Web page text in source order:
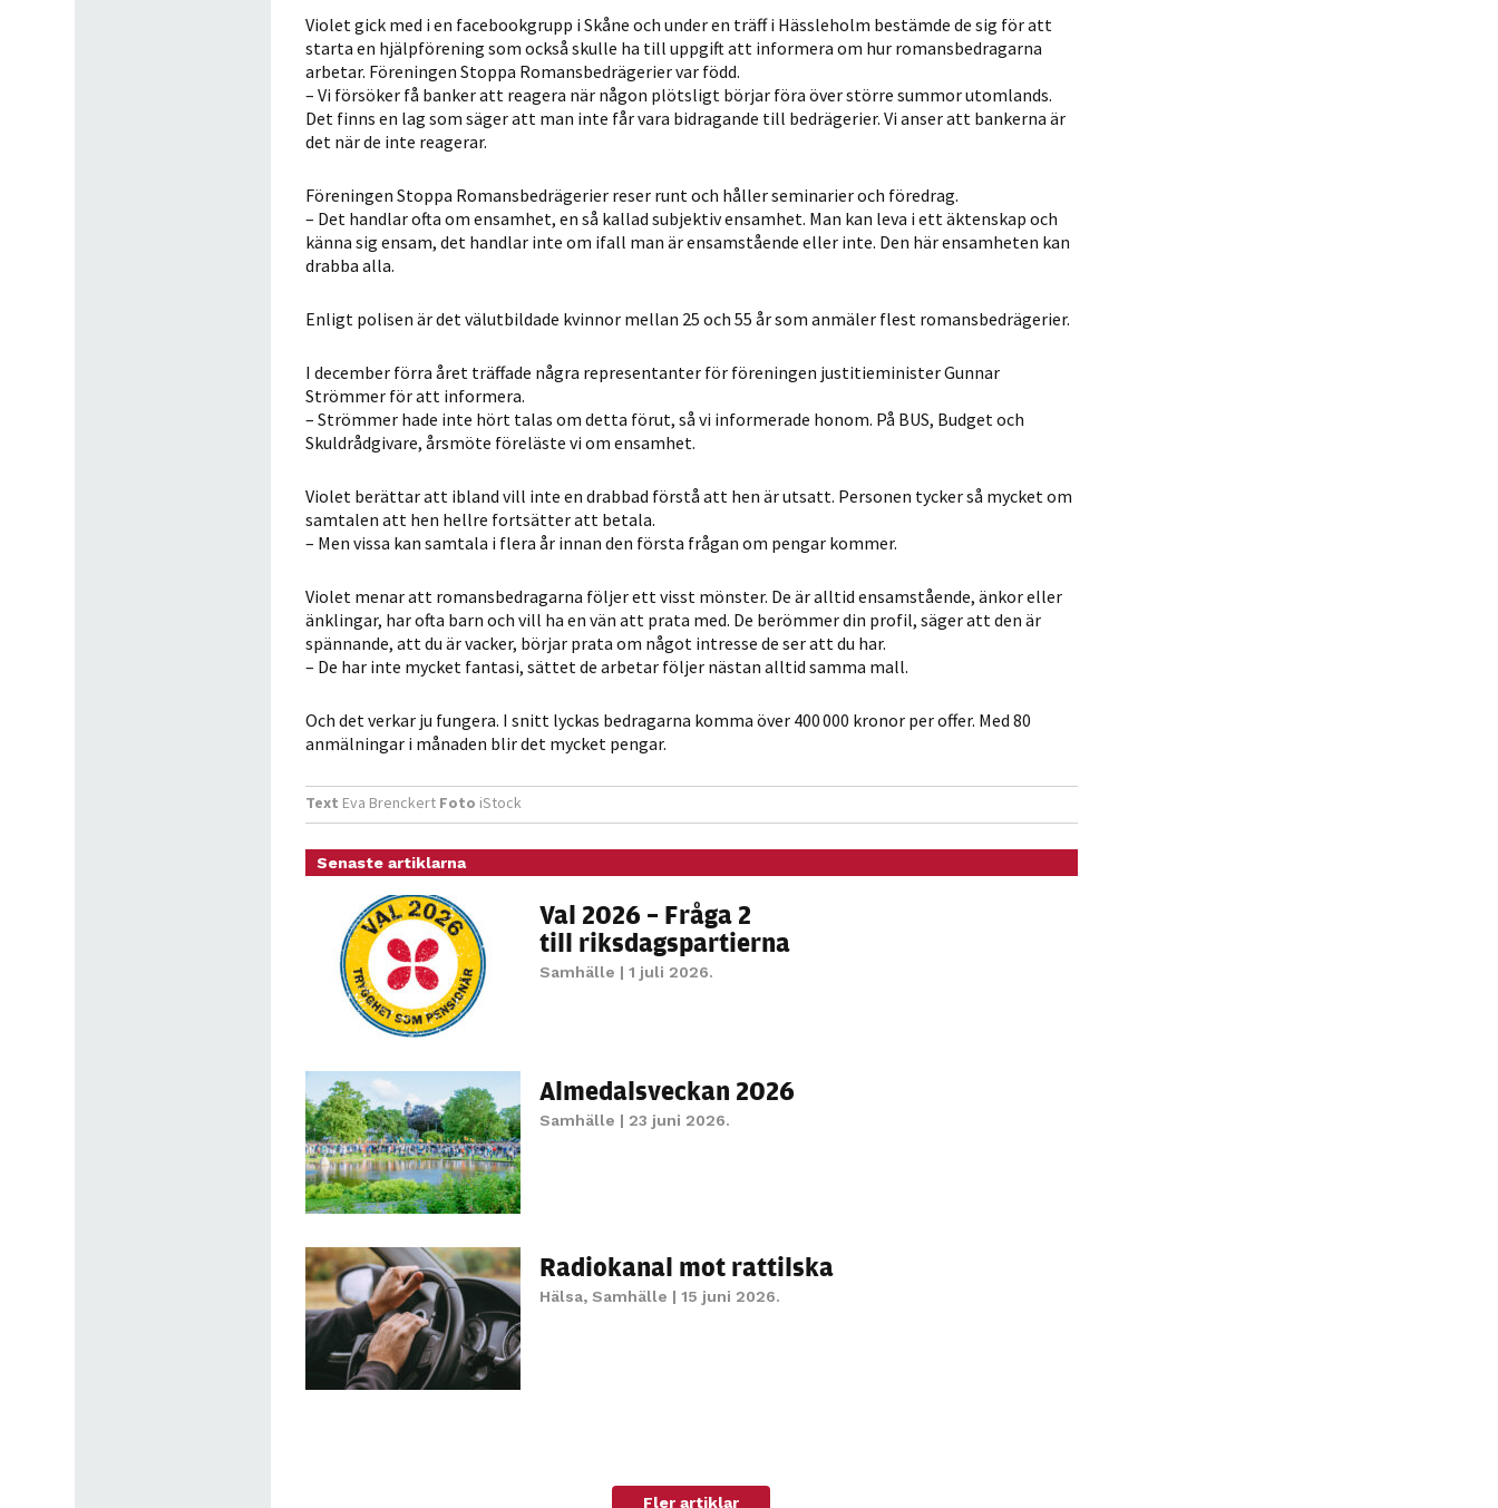
Violet gick med i en facebookgrupp i Skåne och under en träff i Hässleholm bestämde de sig för att
starta en hjälpförening som också skulle ha till uppgift att informera om hur romansbedragarna
arbetar. Föreningen Stoppa Romansbedrägerier var född.
– Vi försöker få banker att reagera när någon plötsligt börjar föra över större summor utomlands.
Det finns en lag som säger att man inte får vara bidragande till bedrägerier. Vi anser att bankerna är
det när de inte reagerar.
Föreningen Stoppa ­Romansbedrägerier reser runt och håller seminarier och föredrag.
– Det handlar ofta om ensamhet, en så kallad subjektiv ensamhet. Man kan leva i ett äktenskap och
känna sig ensam, det handlar inte om ifall man är ensamstående eller inte. Den här ensamheten kan
drabba alla.
Enligt polisen är det välutbildade kvinnor mellan 25 och 55 år som anmäler flest romansbedrägerier.
I december förra året träffade några representanter för föreningen justitieminister Gunnar
Strömmer för att informera.
– Strömmer hade inte hört talas om detta förut, så vi informerade honom. På BUS, Budget och
Skuldrådgivare, årsmöte föreläste vi om ensamhet.
Violet berättar att ibland vill inte en drabbad förstå att hen är utsatt. Personen tycker så mycket om
samtalen att hen hellre fortsätter att betala.
– Men vissa kan samtala i flera år innan den första frågan om pengar kommer.
Violet menar att romansbedragarna följer ett visst mönster. De är alltid ensamstående, änkor eller
änklingar, har ofta barn och vill ha en vän att prata med. De berömmer din profil, säger att den är
spännande, att du är vacker, börjar prata om något intresse de ser att du har.
– De har inte mycket fantasi, sättet de arbetar följer nästan alltid samma mall.
Och det verkar ju fungera. I snitt lyckas bedragarna komma över 400 000 kronor per offer. Med 80
anmälningar i månaden blir det mycket pengar.
Text Eva Brenckert Foto iStock
Senaste artiklarna
Val 2026 – Fråga 2
till riksdagspartierna
Samhälle | 1 juli 2026.
Almedalsveckan 2026
Samhälle | 23 juni 2026.
Radiokanal mot rattilska
Hälsa, Samhälle | 15 juni 2026.
Fler artiklar